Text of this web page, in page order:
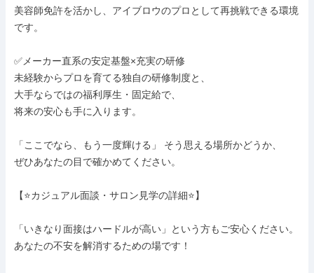
美容師免許を活かし、アイブロウのプロとして再挑戦できる環境
です。
✅メーカー直系の安定基盤×充実の研修
未経験からプロを育てる独自の研修制度と、
大手ならではの福利厚生・固定給で、
将来の安心も手に入ります。
「ここでなら、もう一度輝ける」 そう思える場所かどうか、
ぜひあなたの目で確かめてください。
【⭐カジュアル面談・サロン見学の詳細⭐】
「いきなり面接はハードルが高い」という方もご安心ください。
あなたの不安を解消するための場です！